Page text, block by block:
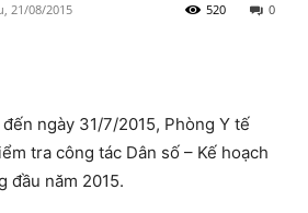
21/08/2015 0
520
ngày 31/7/2015, Phòng Y tế
tra công tác Dân số – Kế hoạch
đầu năm 2015.